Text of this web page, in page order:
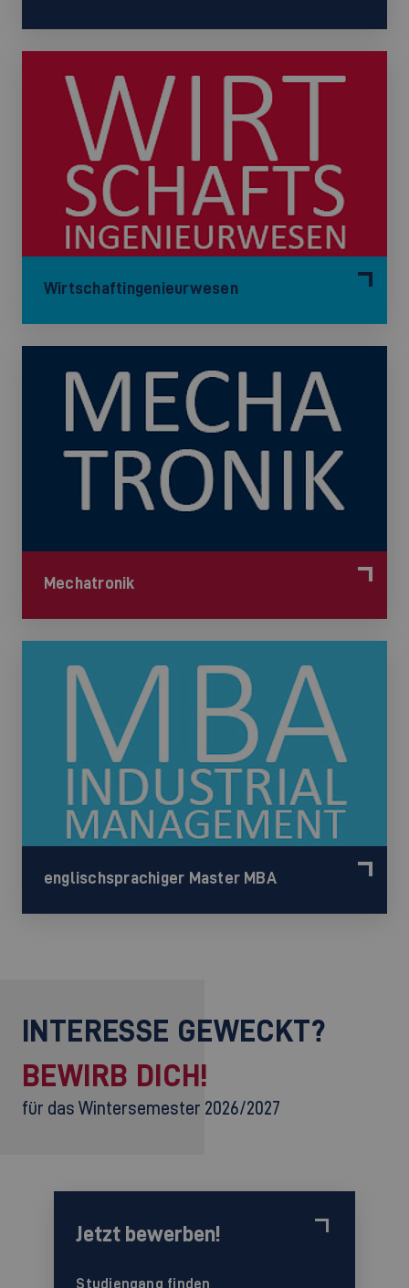
Wirtschaftingenieurwesen
Mechatronik
englischsprachiger Master MBA
INTERESSE GEWECKT?
BEWIRB DICH!
für das Wintersemester 2026/2027
Jetzt bewerben!
Studiengang finden